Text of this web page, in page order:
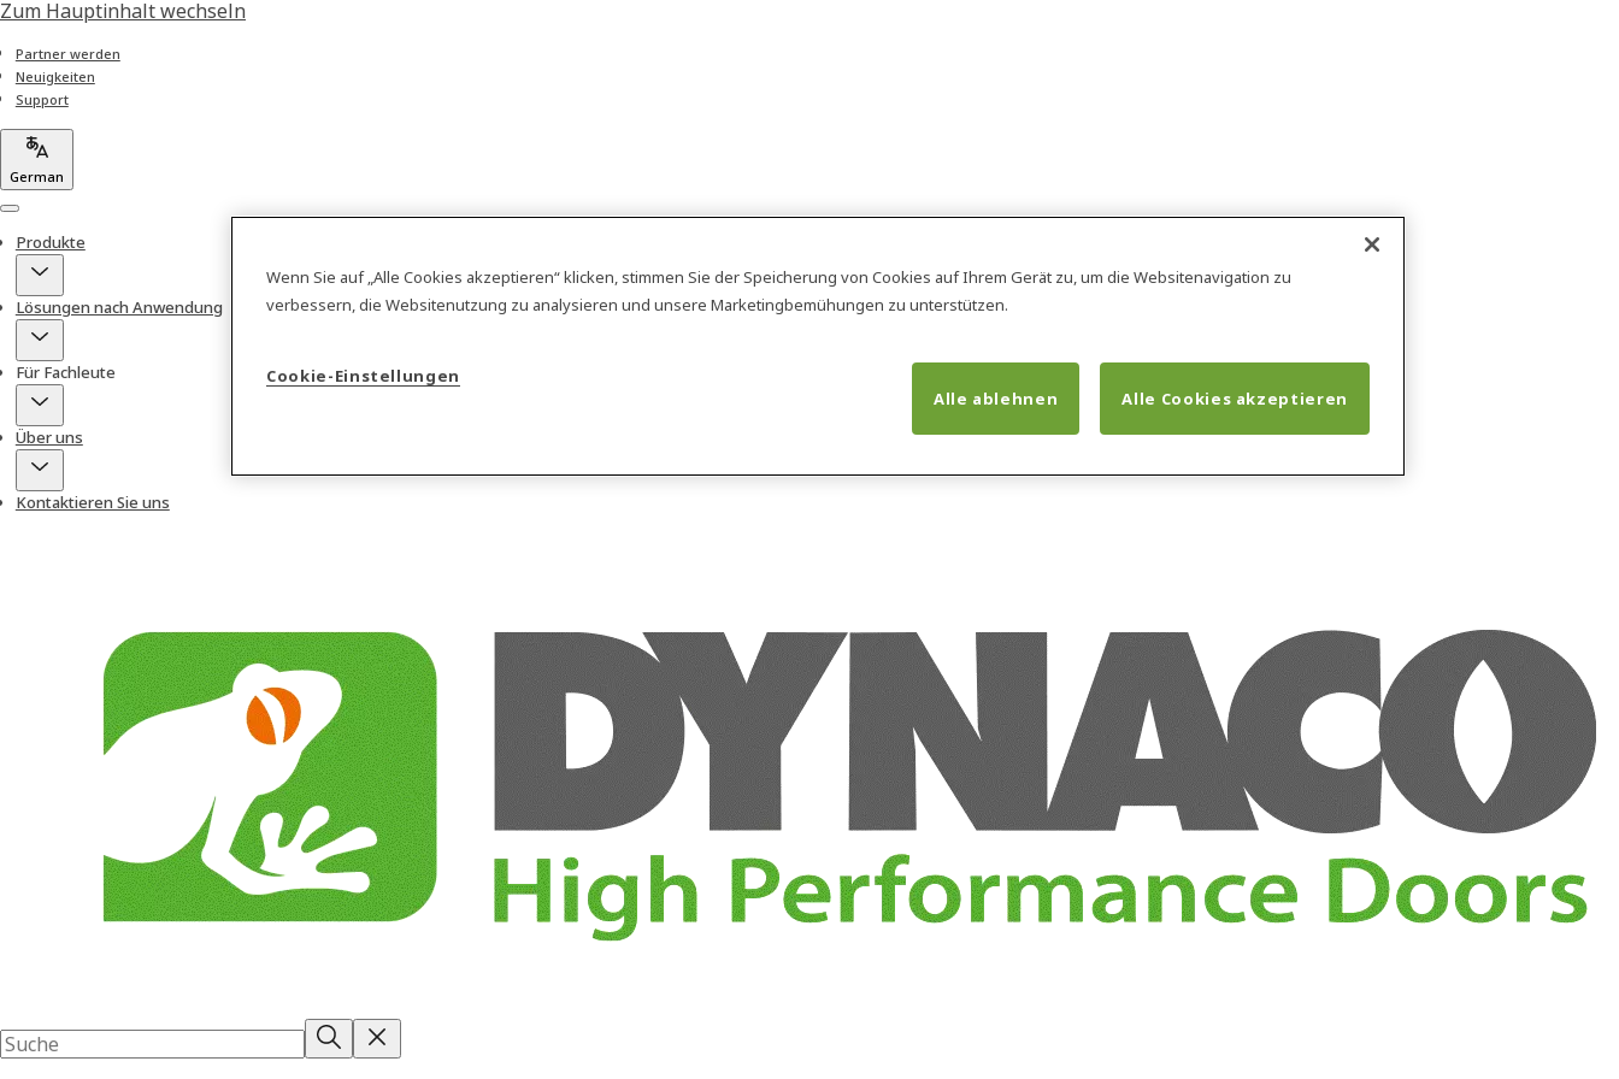
Zum Hauptinhalt wechseln
Partner werden
Neuigkeiten
Support
German
Menu
Produkte
Lösungen nach Anwendung
Für Fachleute
Über uns
Kontaktieren Sie uns
Wenn Sie auf „Alle Cookies akzeptieren“ klicken, stimmen Sie der Speicherung von Cookies auf Ihrem Gerät zu, um die Websitenavigation zu
verbessern, die Websitenutzung zu analysieren und unsere Marketingbemühungen zu unterstützen.
Cookie-Einstellungen
Alle ablehnen
Alle Cookies akzeptieren